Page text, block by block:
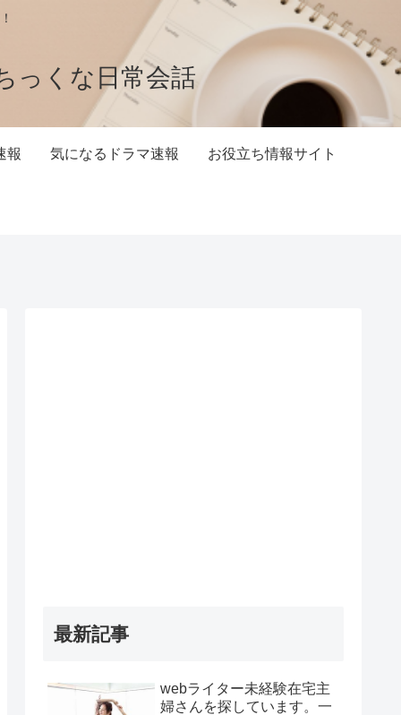
っくな日常会話
報 気になるドラマ速報 お役立ち情報サイト
最新記事
webライター未経験在宅主
婦さんを探しています。一